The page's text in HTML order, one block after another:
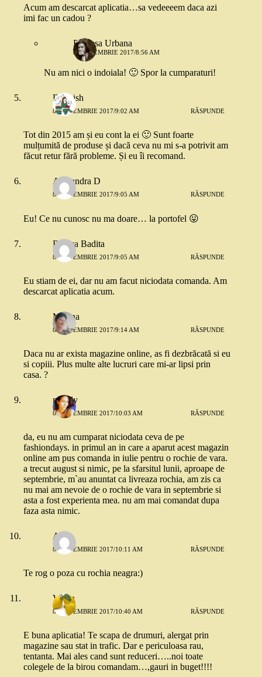
Acum am descarcat aplicatia…sa vedeeeem daca azi
imi fac un cadou ?
Printesa Urbana
8 SEPTEMBRIE 2017/8:56 AM
Nu am nici o indoiala! 🙂 Spor la cumparaturi!
Bookish
8 SEPTEMBRIE 2017/9:02 AM RĂSPUNDE
Tot din 2015 am și eu cont la ei 🙂 Sunt foarte
mulțumită de produse și dacă ceva nu mi s-a potrivit am
făcut retur fără probleme. Și eu îi recomand.
Alexandra D
8 SEPTEMBRIE 2017/9:05 AM RĂSPUNDE
Eu! Ce nu cunosc nu ma doare… la portofel 😛
Raluca Badita
8 SEPTEMBRIE 2017/9:05 AM RĂSPUNDE
Eu stiam de ei, dar nu am facut niciodata comanda. Am
descarcat aplicatia acum.
Mirona
8 SEPTEMBRIE 2017/9:14 AM RĂSPUNDE
Daca nu ar exista magazine online, as fi dezbrăcată si eu
si copiii. Plus multe alte lucruri care mi-ar lipsi prin
casa. ?
maddy
8 SEPTEMBRIE 2017/10:03 AM RĂSPUNDE
da, eu nu am cumparat niciodata ceva de pe
fashiondays. in primul an in care a aparut acest magazin
online am pus comanda in iulie pentru o rochie de vara.
a trecut august si nimic, pe la sfarsitul lunii, aproape de
septembrie, m`au anuntat ca livreaza rochia, am zis ca
nu mai am nevoie de o rochie de vara in septembrie si
asta a fost experienta mea. nu am mai comandat dupa
faza asta nimic.
Anca
8 SEPTEMBRIE 2017/10:11 AM RĂSPUNDE
Te rog o poza cu rochia neagra:)
Vilma
8 SEPTEMBRIE 2017/10:40 AM RĂSPUNDE
E buna aplicatia! Te scapa de drumuri, alergat prin
magazine sau stat in trafic. Dar e periculoasa rau,
tentanta. Mai ales cand sunt reduceri…..noi toate
colegele de la birou comandam…,gauri in buget!!!!